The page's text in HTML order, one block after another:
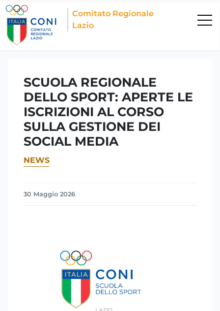
Comitato Regionale
Lazio
SCUOLA REGIONALE
DELLO SPORT: APERTE LE
ISCRIZIONI AL CORSO
SULLA GESTIONE DEI
SOCIAL MEDIA
NEWS
30 Maggio 2026